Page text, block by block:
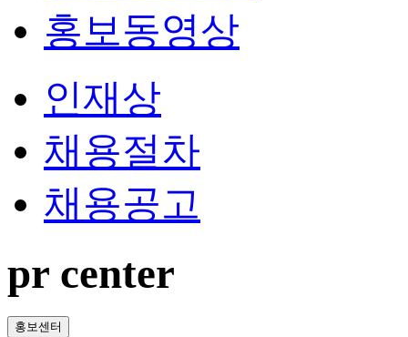
홍보동영상
인재상
채용절차
채용공고
pr center
홍보센터